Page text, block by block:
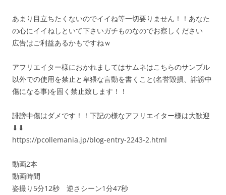
あまり目立ちたくないのでイイね等一切要りません！！あなた
の心にイイねしといて下さいガチものなのでお察しください
広告はご利益あるかもですねｗ
アフリエイター様におかれましてはサムネはこちらのサンプル
以外での使用を禁止と卑猥な言動を書くこと(名誉毀損、誹謗中
傷になる事)を固く禁止致します！！
誹謗中傷はダメです！！下記の様なアフリエイター様は大歓迎
⬇⬇
https://pcollemania.jp/blog-entry-2243-2.html
動画2本
動画時間
姿撮り5分12秒 逆さシーン1分47秒